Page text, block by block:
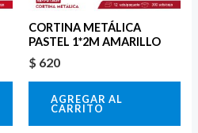
CORTINA METÁLICA
PASTEL 1*2M AMARILLO
$ 620
AGREGAR AL
CARRITO